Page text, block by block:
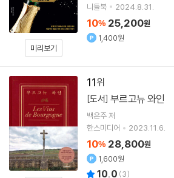
미리보기
니들북
2024.8.31.
10% 25,200원
1,400원
11
[도서] 부르고뉴 와인
백은주저
한스미디어
2023.11.6.
10% 28,800원
1,600원
10.0 (3)